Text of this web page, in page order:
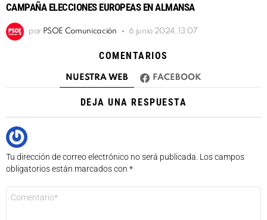
CAMPAÑA ELECCIONES EUROPEAS EN ALMANSA
por PSOE Comunicación 6 junio 2024, 13:07
COMENTARIOS
NUESTRA WEB FACEBOOK
DEJA UNA RESPUESTA
Tu dirección de correo electrónico no será publicada. Los campos
obligatorios están marcados con *